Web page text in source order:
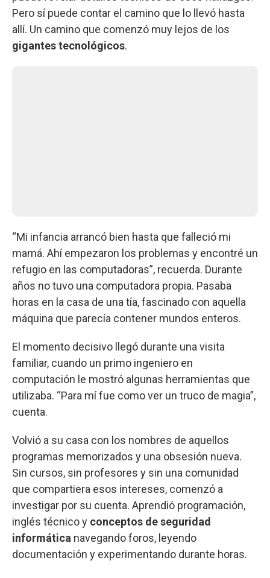
Pero sí puede contar el camino que lo llevó hasta
allí. Un camino que comenzó muy lejos de los
gigantes tecnológicos.
“Mi infancia arrancó bien hasta que falleció mi
mamá. Ahí empezaron los problemas y encontré un
refugio en las computadoras”, recuerda. Durante
años no tuvo una computadora propia. Pasaba
horas en la casa de una tía, fascinado con aquella
máquina que parecía contener mundos enteros.
El momento decisivo llegó durante una visita
familiar, cuando un primo ingeniero en
computación le mostró algunas herramientas que
utilizaba. “Para mí fue como ver un truco de magia”,
cuenta.
Volvió a su casa con los nombres de aquellos
programas memorizados y una obsesión nueva.
Sin cursos, sin profesores y sin una comunidad
que compartiera esos intereses, comenzó a
investigar por su cuenta. Aprendió programación,
inglés técnico y conceptos de seguridad
informática navegando foros, leyendo
documentación y experimentando durante horas.